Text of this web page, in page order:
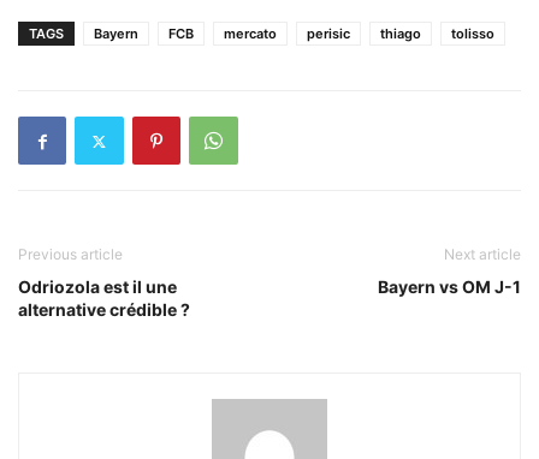
TAGS Bayern FCB mercato perisic thiago tolisso
Previous article
Odriozola est il une
alternative crédible ?
Next article
Bayern vs OM J-1